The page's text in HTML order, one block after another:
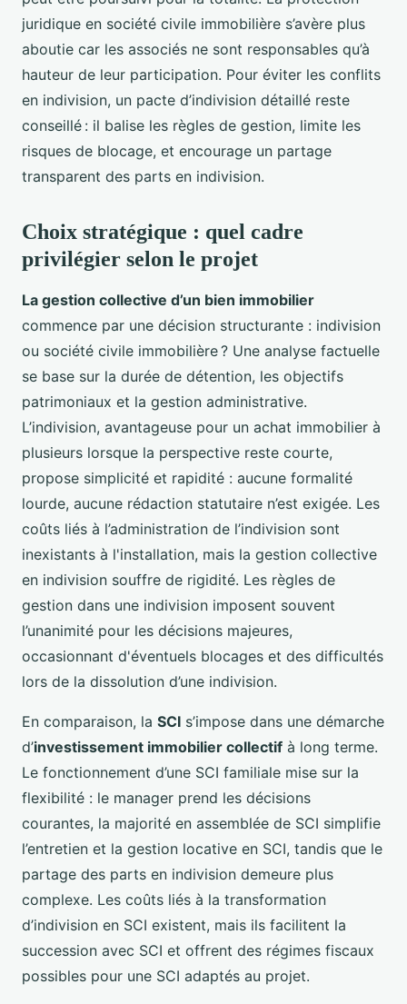
juridique en société civile immobilière s’avère plus
aboutie car les associés ne sont responsables qu’à
hauteur de leur participation. Pour éviter les conflits
en indivision, un pacte d’indivision détaillé reste
conseillé : il balise les règles de gestion, limite les
risques de blocage, et encourage un partage
transparent des parts en indivision.
Choix stratégique : quel cadre
privilégier selon le projet
La gestion collective d’un bien immobilier
commence par une décision structurante : indivision
ou société civile immobilière ? Une analyse factuelle
se base sur la durée de détention, les objectifs
patrimoniaux et la gestion administrative.
L’indivision, avantageuse pour un achat immobilier à
plusieurs lorsque la perspective reste courte,
propose simplicité et rapidité : aucune formalité
lourde, aucune rédaction statutaire n’est exigée. Les
coûts liés à l’administration de l’indivision sont
inexistants à l'installation, mais la gestion collective
en indivision souffre de rigidité. Les règles de
gestion dans une indivision imposent souvent
l’unanimité pour les décisions majeures,
occasionnant d'éventuels blocages et des difficultés
lors de la dissolution d’une indivision.
En comparaison, la SCI s’impose dans une démarche
d’investissement immobilier collectif à long terme.
Le fonctionnement d’une SCI familiale mise sur la
flexibilité : le manager prend les décisions
courantes, la majorité en assemblée de SCI simplifie
l’entretien et la gestion locative en SCI, tandis que le
partage des parts en indivision demeure plus
complexe. Les coûts liés à la transformation
d’indivision en SCI existent, mais ils facilitent la
succession avec SCI et offrent des régimes fiscaux
possibles pour une SCI adaptés au projet.